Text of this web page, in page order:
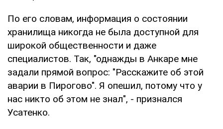
По его словам, информация о состоянии
хранилища никогда не была доступной для
широкой общественности и даже
специалистов. Так, "однажды в Анкаре мне
задали прямой вопрос: "Расскажите об этой
аварии в Пирогово". Я опешил, потому что у
нас никто об этом не знал", - признался
Усатенко.